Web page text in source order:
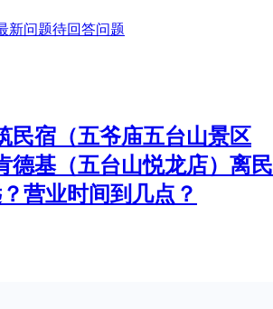
新问题待回答问题
民宿（五爷庙五台山景区
德基（五台山悦龙店）离民
营业时间到几点？​